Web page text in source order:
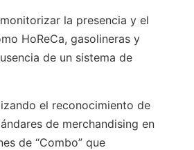
la presencia y el
HoReCa, gasolineras y
de un sistema de
el reconocimiento de
de merchandising en
de “Combo” que